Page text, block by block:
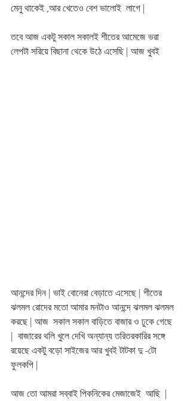
মেনু থাকেই ,আর খেতেও বেশ ভালোই  লাগে |
তবে আজ একটু সকাল সকালই শীতের আমেজে ভরা
লেপটা সরিয়ে বিছানা থেকে উঠে এসেছি | আজ খুবই
আনন্দের দিন | ভাই বোনেরা বেড়াতে এসেছে | শীতের
ঝলমল রোদের মতো আমার মনটাও আনন্দে ঝলমল ঝলমল
করছে | আজ  সকাল সকাল বাড়িতে বাজার ও ঢুকে গেছে
|  বাজারের থলি খুলে দেখি অন্যান্য তরিতরকারির সঙ্গে
রয়েছে একটু বড়ো সাইজের আর খুবই টাটকা দু -টো
ফুলকপি |
আজ তো আমরা সব্বাই পিকনিকের মেজাজেই  আছি  |